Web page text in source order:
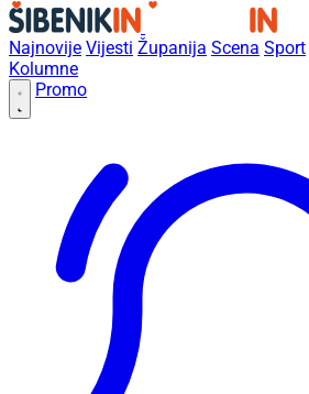
Najnovije Vijesti Županija Scena Sport
Kolumne
Promo